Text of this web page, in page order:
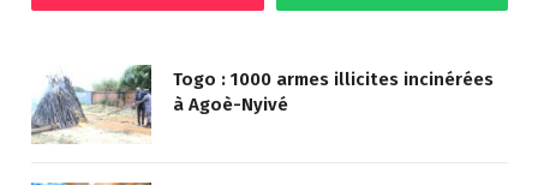
Togo : 1000 armes illicites incinérées
à Agoè-Nyivé